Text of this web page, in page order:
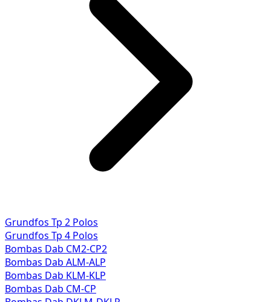
Grundfos Tp 2 Polos
Grundfos Tp 4 Polos
Bombas Dab CM2-CP2
Bombas Dab ALM-ALP
Bombas Dab KLM-KLP
Bombas Dab CM-CP